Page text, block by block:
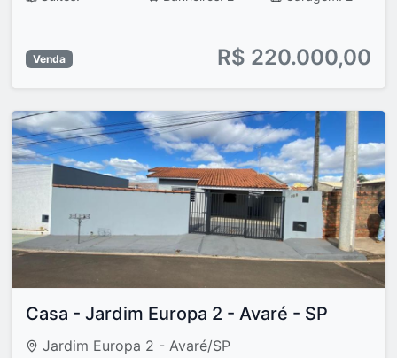
Venda R$ 220.000,00
Casa - Jardim Europa 2 - Avaré - SP
Jardim Europa 2 - Avaré/SP